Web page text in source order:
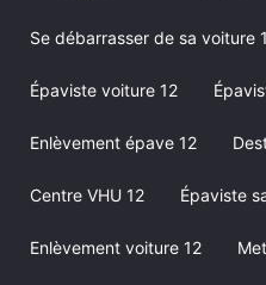
Se débarrasser de sa voiture
Épaviste voiture 12
Enlèvement épave 12
Centre VHU 12 Épaviste
Enlèvement voiture 12